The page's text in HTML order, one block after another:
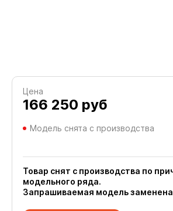
Цена
166 250 руб
Модель снята с производства
Товар снят с производства по
модельного ряда.
Запрашиваемая модель